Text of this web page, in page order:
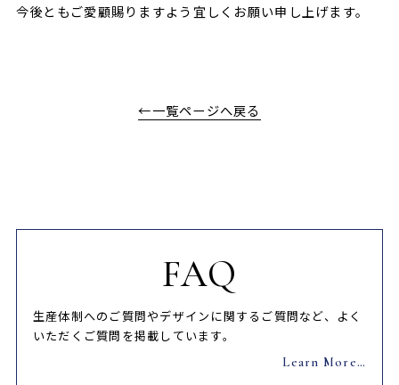
今後ともご愛顧賜りますよう宜しくお願い申し上げます。
←一覧ページへ戻る
FAQ
生産体制へのご質問やデザインに関するご質問など、よく
いただくご質問を掲載しています。
Learn More…